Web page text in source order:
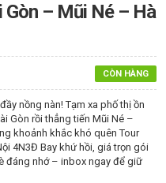
Gòn – Mũi Né – Hà
CÒN HÀNG
nồng nàn! Tạm xa phố thị ồn
Gòn rồi thẳng tiến Mũi Né –
khoảnh khắc khó quên Tour
4N3Đ Bay khứ hồi, giá trọn gói
đáng nhớ – inbox ngay để giữ